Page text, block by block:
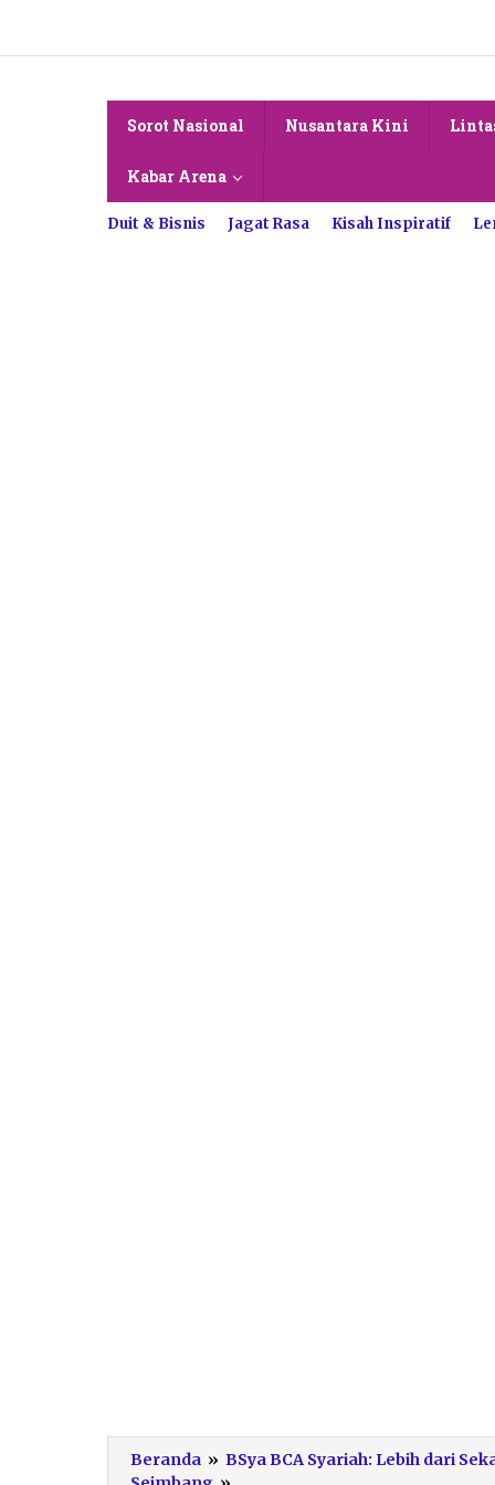
konten
Sorot Nasional Nusantara Kini
Kabar Arena
Duit & Bisnis Jagat Rasa Kisah Inspiratif
Beranda » BSya BCA Syariah: Lebih dari